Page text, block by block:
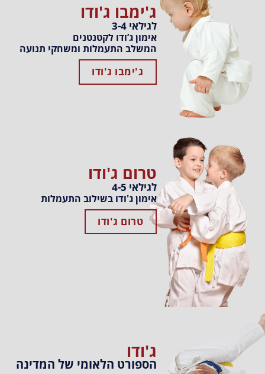
ג'ימבו ג'ודו
לגילאי 3-4
אימון ג’ודו לקטנטנים
המשלב התעמלות ומשחקי תנועה
ג'ימבו ג'ודו
טרום ג'ודו
לגילאי 4-5
אימון ג'ודו בשילוב התעמלות
טרום ג'ודו
ג'ודו
הספורט הלאומי של המדינה